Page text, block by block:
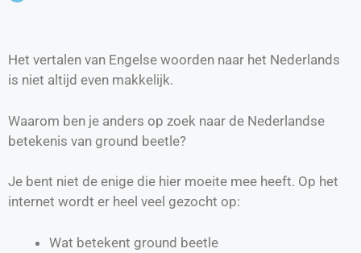
Het vertalen van Engelse woorden naar het Nederlands
is niet altijd even makkelijk.
Waarom ben je anders op zoek naar de Nederlandse
betekenis van ground beetle?
Je bent niet de enige die hier moeite mee heeft. Op het
internet wordt er heel veel gezocht op:
Wat betekent ground beetle